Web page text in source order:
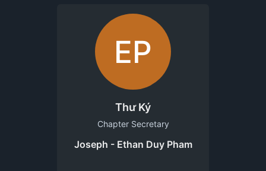
EP
Thư Ký
Chapter Secretary
Joseph - Ethan Duy Pham